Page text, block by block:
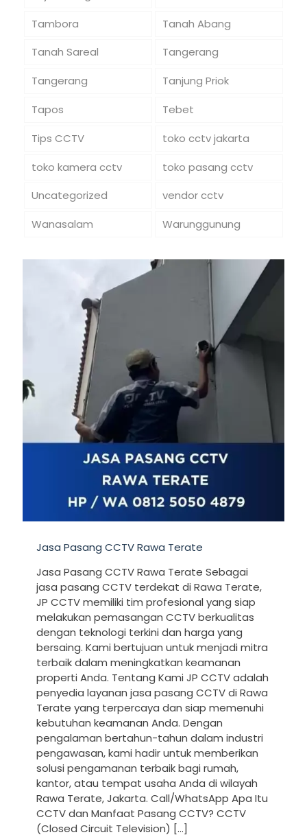
Tambora
Tanah Abang
Tanah Sareal
Tangerang
Tangerang
Tanjung Priok
Tapos
Tebet
Tips CCTV
toko cctv jakarta
toko kamera cctv
toko pasang cctv
Uncategorized
vendor cctv
Wanasalam
Warunggunung
Jasa Pasang CCTV Rawa Terate
Jasa Pasang CCTV Rawa Terate Sebagai
jasa pasang CCTV terdekat di Rawa Terate,
JP CCTV memiliki tim profesional yang siap
melakukan pemasangan CCTV berkualitas
dengan teknologi terkini dan harga yang
bersaing. Kami bertujuan untuk menjadi mitra
terbaik dalam meningkatkan keamanan
properti Anda. Tentang Kami JP CCTV adalah
penyedia layanan jasa pasang CCTV di Rawa
Terate yang terpercaya dan siap memenuhi
kebutuhan keamanan Anda. Dengan
pengalaman bertahun-tahun dalam industri
pengawasan, kami hadir untuk memberikan
solusi pengamanan terbaik bagi rumah,
kantor, atau tempat usaha Anda di wilayah
Rawa Terate, Jakarta. Call/WhatsApp Apa Itu
CCTV dan Manfaat Pasang CCTV? CCTV
(Closed Circuit Television) […]